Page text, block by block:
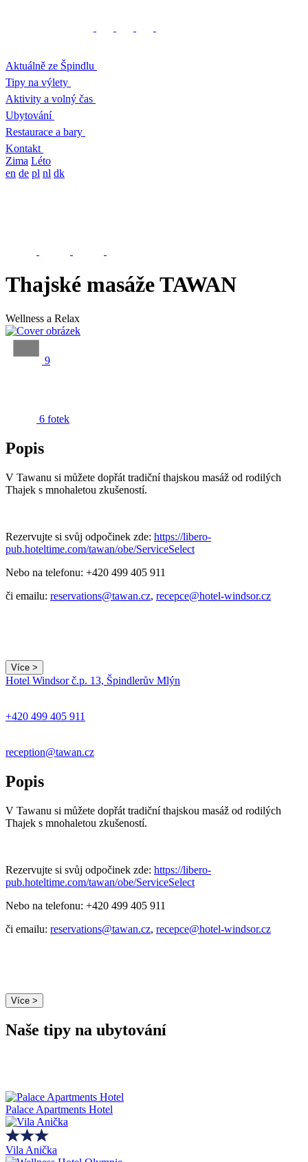
Aktuálně ze Špindlu
Tipy na výlety
Aktivity a volný čas
Ubytování
Restaurace a bary
Kontakt
Zima Léto
en de pl nl dk
Thajské masáže TAWAN
Wellness a Relax
9
6 fotek
Popis
V Tawanu si můžete dopřát tradiční thajskou masáž od rodilých
Thajek s mnohaletou zkušeností.
Rezervujte si svůj odpočinek zde: https://libero-
pub.hoteltime.com/tawan/obe/ServiceSelect
Nebo na telefonu: +420 499 405 911
či emailu: reservations@tawan.cz, recepce@hotel-windsor.cz
Více >
−
Hotel Windsor č.p. 13, Špindlerův Mlýn
+420 499 405 911
reception@tawan.cz
Popis
V Tawanu si můžete dopřát tradiční thajskou masáž od rodilých
Thajek s mnohaletou zkušeností.
Rezervujte si svůj odpočinek zde: https://libero-
pub.hoteltime.com/tawan/obe/ServiceSelect
Nebo na telefonu: +420 499 405 911
či emailu: reservations@tawan.cz, recepce@hotel-windsor.cz
Více >
Naše tipy na ubytování
Palace Apartments Hotel
Vila Anička